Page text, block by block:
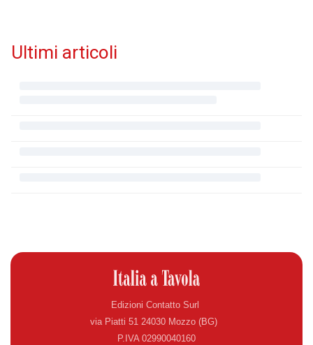
Ultimi articoli
Edizioni Contatto Surl
via Piatti 51 24030 Mozzo (BG)
P.IVA 02990040160